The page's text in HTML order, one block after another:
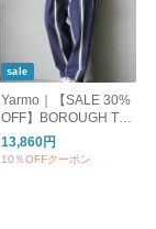
sale
Yarmo｜【SALE 30%
OFF】BOROUGH TR
OUSERS Trade Tales
Stripe ボロウ トラウ
13,860円
10％OFFクーポン